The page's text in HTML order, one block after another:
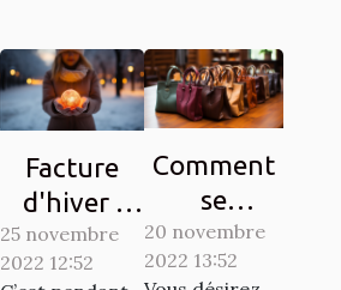
Facture
d'hiver :
Des
astuces
25 novembre
2022 12:52
Comment
se
reconvertir
à un autre
20 novembre
2022 13:52